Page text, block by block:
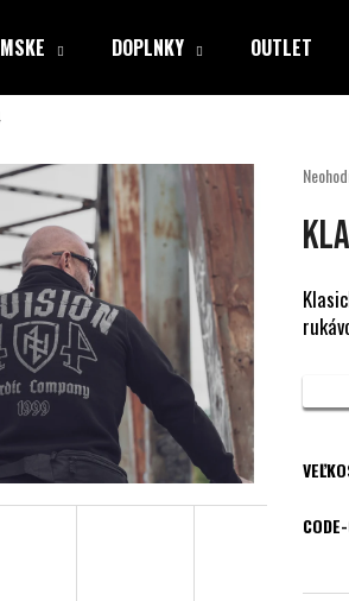
DOPLNKY OUTLET
je
z
5
nájsť?
HĽADAŤ